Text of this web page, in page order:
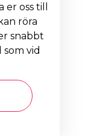
oss till
röra
snabbt
vid